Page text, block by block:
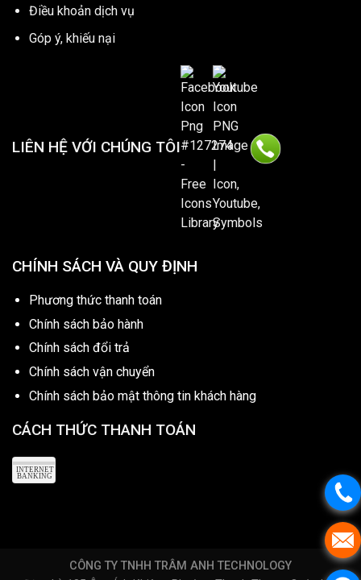
Điều khoản dịch vụ
Góp ý, khiếu nại
LIÊN HỆ VỚI CHÚNG TÔI
CHÍNH SÁCH VÀ QUY ĐỊNH
Phương thức thanh toán
Chính sách bảo hành
Chính sách đổi trả
Chính sách vận chuyển
Chính sách bảo mật thông tin khách hàng
CÁCH THỨC THANH TOÁN
CÔNG TY TNHH TRÂM ANH TECHNOLOGY